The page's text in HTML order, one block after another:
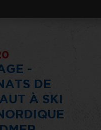
-
DE
À SKI